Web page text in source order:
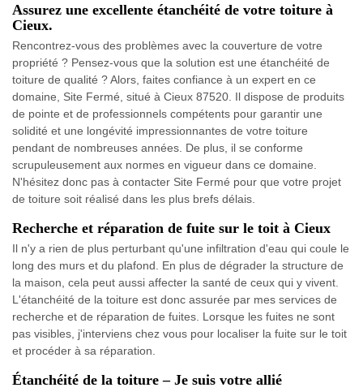
Assurez une excellente étanchéité de votre toiture à
Cieux.
Rencontrez-vous des problèmes avec la couverture de votre
propriété ? Pensez-vous que la solution est une étanchéité de
toiture de qualité ? Alors, faites confiance à un expert en ce
domaine, Site Fermé, situé à Cieux 87520. Il dispose de produits
de pointe et de professionnels compétents pour garantir une
solidité et une longévité impressionnantes de votre toiture
pendant de nombreuses années. De plus, il se conforme
scrupuleusement aux normes en vigueur dans ce domaine.
N'hésitez donc pas à contacter Site Fermé pour que votre projet
de toiture soit réalisé dans les plus brefs délais.
Recherche et réparation de fuite sur le toit à Cieux
Il n'y a rien de plus perturbant qu'une infiltration d'eau qui coule le
long des murs et du plafond. En plus de dégrader la structure de
la maison, cela peut aussi affecter la santé de ceux qui y vivent.
L'étanchéité de la toiture est donc assurée par mes services de
recherche et de réparation de fuites. Lorsque les fuites ne sont
pas visibles, j'interviens chez vous pour localiser la fuite sur le toit
et procéder à sa réparation.
Étanchéité de la toiture – Je suis votre allié